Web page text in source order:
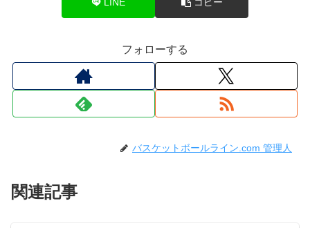
フォローする
バスケットボールライン.com 管理人
関連記事